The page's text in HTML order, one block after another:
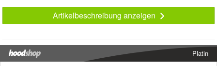
Artikelbeschreibung anzeigen
Platin